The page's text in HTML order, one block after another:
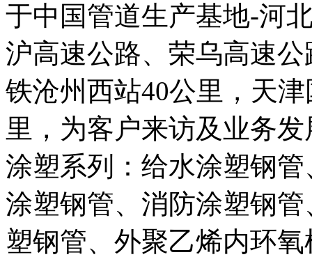
于中国管道生产基地-河
沪高速公路、荣乌高速
铁沧州西站40公里，天
里，为客户来访及业务
涂塑系列：给水涂塑钢
涂塑钢管、消防涂塑钢
塑钢管、外聚乙烯内环